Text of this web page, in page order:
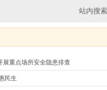
站内搜索
展重点场所安全隐患排查
民生